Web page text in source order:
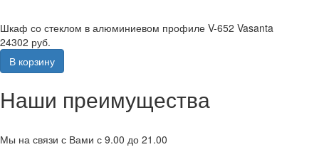
Шкаф со стеклом в алюминиевом профиле V-652 Vasanta
24302 руб.
В корзину
Наши преимущества
Мы на связи с Вами с 9.00 до 21.00